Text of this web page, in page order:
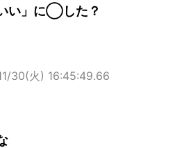
い」に◯した？
30(火) 16:45:49.66